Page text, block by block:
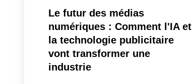
transformer
industrie
Le futur des médias
numériques : Comment l'IA et
la technologie publicitaire
vont transformer une
industrie